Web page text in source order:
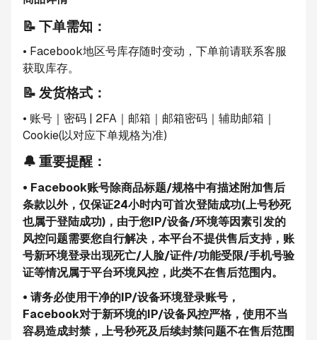
📝 下单需知：
• Facebook地区号库存随时变动，下单前请联系客服
获取库存。
📝 发货格式：
• 账号 ｜密码 | 2FA｜邮箱｜邮箱密码｜辅助邮箱｜
Cookie(以对应下单规格为准)
🔔 重要提醒：
• Facebook账号除商品标题/规格中有描述附加售后
条款以外，仅保证24小时内可首次登陆成功(上号秒死
也属于登陆成功)，由于您IP/设备/环境等因素引发的
风控问题需要您自行解决，本平台不提供售后支持，账
号新环境登录出现死亡/人脸/证件/功能受限/手机号验
证等情况属于平台环境风控，此类不在售后范围内。
• 请务必使用干净的IP/设备环境登录账号，
Facebook对于新环境的IP/设备风控严格，使用不当
容易造成封禁，上号秒死及后续封禁问题不在售后范围